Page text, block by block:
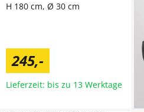
H 180 cm, Ø 30 cm
245,-
Lieferzeit: bis zu 13 Werktage